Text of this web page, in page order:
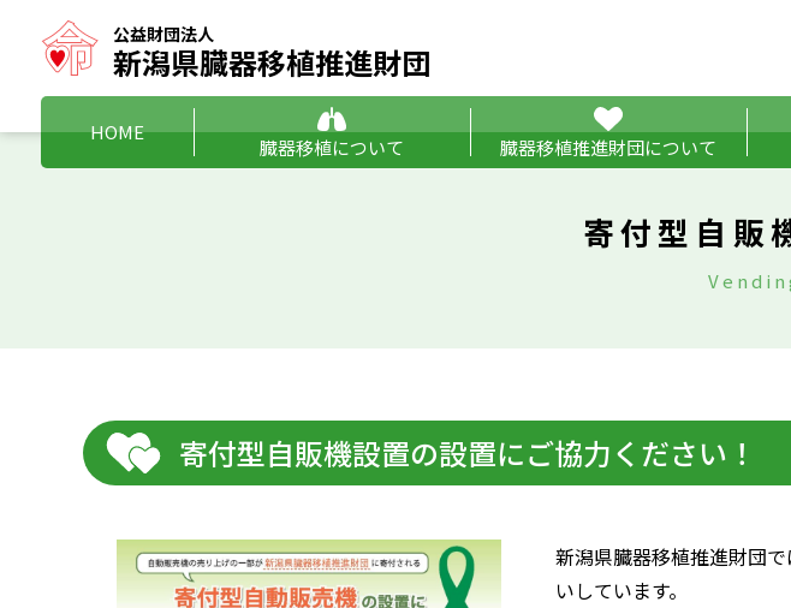
公益財団法人
新潟県臓器移植推進財団
HOME
臓器移植について 臓器移植推進財団について
寄付型自販
寄付型自販機設置の設置にご協力ください！
新潟県臓器移植推進財団
いしています。